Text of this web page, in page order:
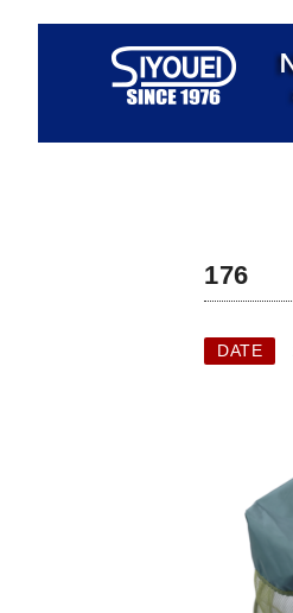
176
DATE